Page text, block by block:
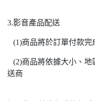
3.影音產品配送
(1)商品將於訂單付款完
(2)商品將依據大小、地
送商